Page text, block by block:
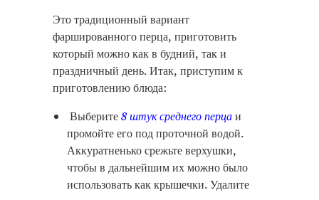
Это традиционный вариант
фаршированного перца, приготовить
который можно как в будний, так и
праздничный день. Итак, приступим к
приготовлению блюда:
Выберите8 штук среднего перцаи
промойте его под проточной водой.
Аккуратненько срежьте верхушки,
чтобы в дальнейшим их можно было
использовать как крышечки. Удалите